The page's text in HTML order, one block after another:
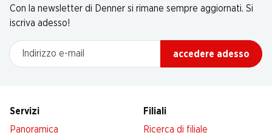
Con la newsletter di Denner si rimane sempre aggiornati. Si
iscriva adesso!
Indirizzo e-mail
accedere adesso
Servizi
Panoramica
Filiali
Ricerca di filiale